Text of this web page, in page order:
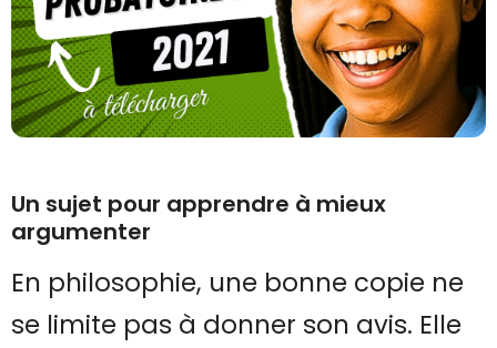
Un sujet pour apprendre à mieux
argumenter
En philosophie, une bonne copie ne
se limite pas à donner son avis. Elle